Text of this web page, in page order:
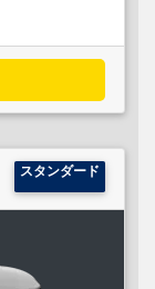
スタンダード